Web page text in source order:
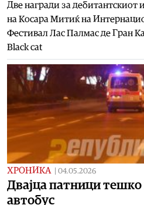
Две награди за дебитантскиот
на Косара Митиќ на
Фестивал Лас Палмас де Гран
Black cat
ХРОНИКА 04.05.2026
Двајца патници
автобус